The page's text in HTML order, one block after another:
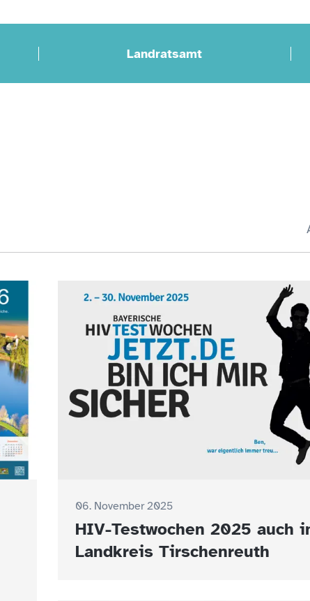
Landratsamt
06. November 2025
HIV-Testwochen 2025 auch
Landkreis Tirschenreuth